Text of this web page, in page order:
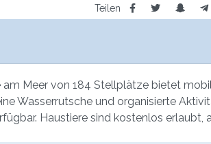
Teilen
Meer von 184 Stellplätze bietet
Wasserrutsche und organisierte
Haustiere sind kostenlos erlaubt,